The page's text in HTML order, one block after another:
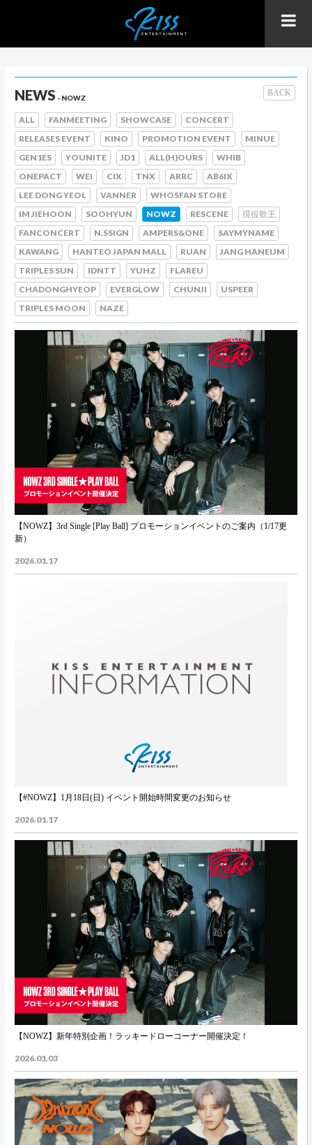
NEWS - NOWZ BACK
ALL FANMEETING SHOWCASE
CONCERT
RELEASES EVENT
KINO PROMOTION EVENT
MINUE
GEN1ES
YOUNITE JD1 ALL(H)OURS
WHIB
ONEPACT
WEI CIX TNX ARRC
AB6IX
LEE DONG YEOL
VANNER
WHOSFAN STORE
IM JIEHOON
SOOHYUN NOWZ RESCENE
現役歌王
FANCONCERT
N.SSIGN AMPERS&ONE
SAYMYNAME
KAWANG
HANTEO JAPAN MALL RUAN
JANG HANEUM
TRIPLES SUN
IDNTT YUHZ
FLAREU
CHADONGHYEOP
EVERGLOW CHUNJI
USPEER
TRIPLES MOON
NAZE
【NOWZ】3rd Single [Play Ball] プロモーションイベントのご案内（1/17更
新）
2026.01.17
【#NOWZ】1月18日(日) イベント開始時間変更のお知らせ
2026.01.17
【NOWZ】新年特別企画！ラッキードローコーナー開催決定！
2026.01.03